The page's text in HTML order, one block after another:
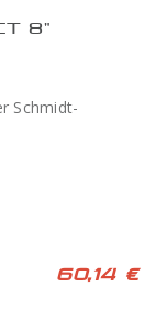
8"
Schmidt-
60,14 €